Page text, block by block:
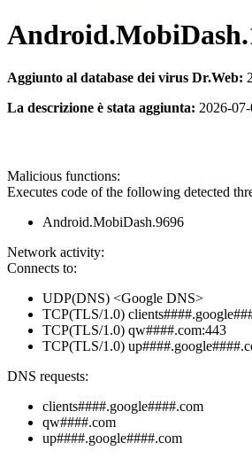
Aggiunto al database dei virus Dr.Web:
La descrizione è stata aggiunta: 2026-
Malicious functions:
Executes code of the following detected
Android.MobiDash.9696
Network activity:
Connects to:
UDP(DNS) <Google DNS>
TCP(TLS/1.0)
TCP(TLS/1.0) qw####.com:443
TCP(TLS/1.0)
DNS requests:
clients####.google####.com
qw####.com
up####.google####.com